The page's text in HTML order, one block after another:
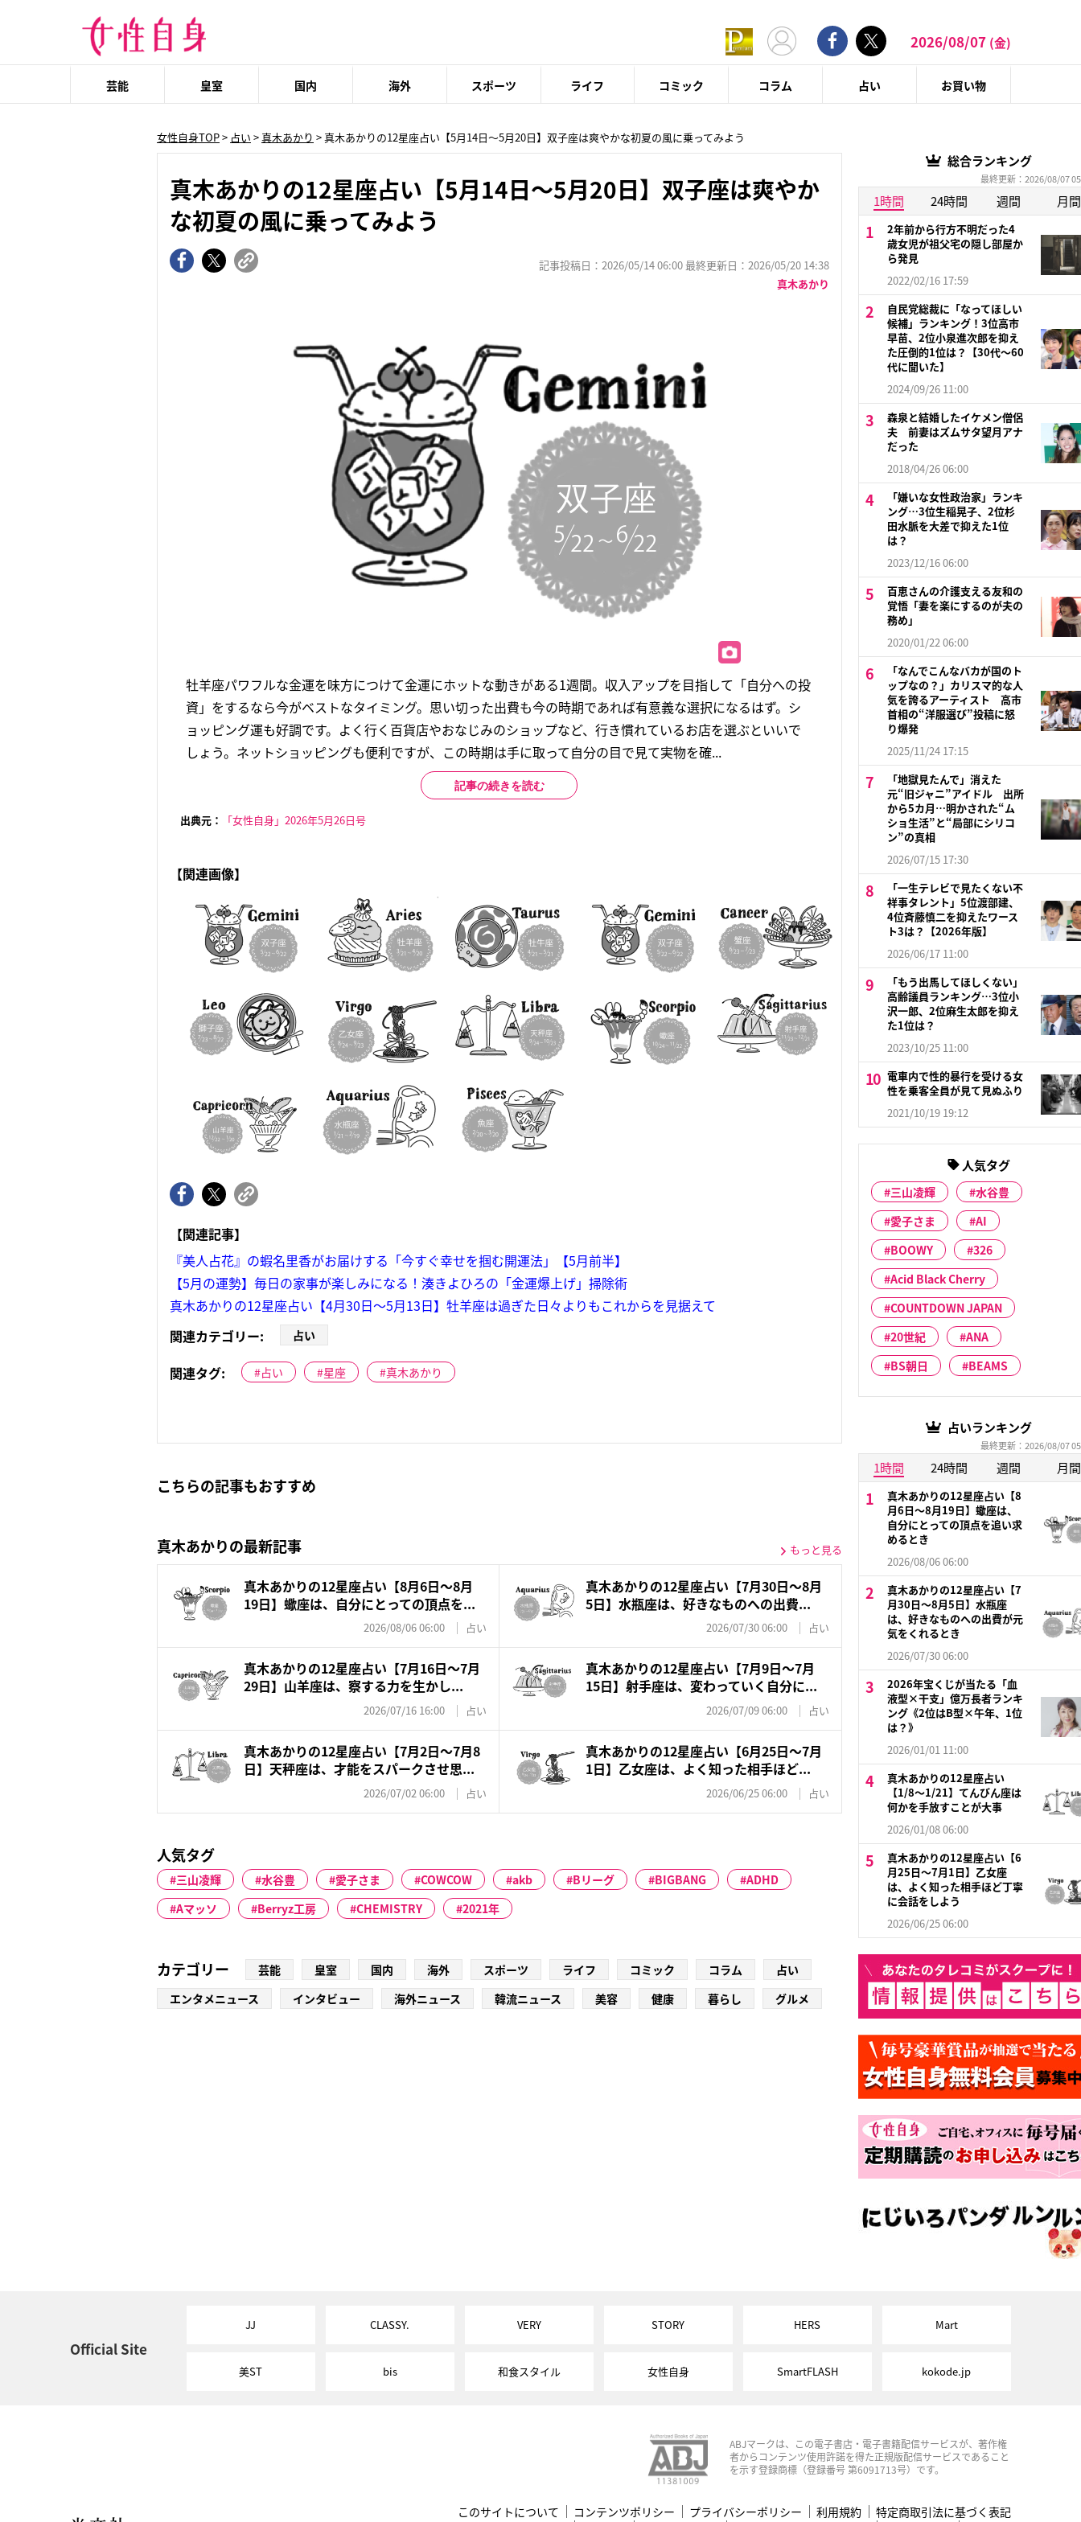
2026/08/07 (金)
芸能 皇室 国内 海外 スポーツ ライフ コミック コラム 占い お買い物
女性自身TOP> 占い >真木あかり > 真木あかりの12星座占い【5月14日〜5月20日】双子座は爽やかな初夏の風に乗ってみよう
真木あかりの12星座占い【5月14日〜5月20日】双子座は爽やか
な初夏の風に乗ってみよう
記事投稿日：2026/05/14 06:00 最終更新日：2026/05/20 14:38
真木あかり
牡羊座パワフルな金運を味方につけて金運にホットな動きがある1週間。収入アップを目指して「自分への投
資」をするなら今がベストなタイミング。思い切った出費も今の時期であれば有意義な選択になるはず。シ
ョッピング運も好調です。よく行く百貨店やおなじみのショップなど、行き慣れているお店を選ぶといいで
しょう。ネットショッピングも便利ですが、この時期は手に取って自分の目で見て実物を確...
記事の続きを読む
出典元： 「女性自身」2026年5月26日号
【関連画像】
【関連記事】
『美人占花』の蝦名里香がお届けする「今すぐ幸せを掴む開運法」【5月前半】
【5月の運勢】毎日の家事が楽しみになる！湊きよひろの「金運爆上げ」掃除術
真木あかりの12星座占い【4月30日～5月13日】牡羊座は過ぎた日々よりもこれからを見据えて
関連カテゴリー:
占い
関連タグ: 占い 星座 真木あかり
こちらの記事もおすすめ
真木あかりの最新記事 もっと見る
真木あかりの12星座占い【8月6日～8月
19日】蠍座は、自分にとっての頂点を...
2026/08/06 06:00 占い
真木あかりの12星座占い【7月30日～8月
5日】水瓶座は、好きなものへの出費...
2026/07/30 06:00 占い
真木あかりの12星座占い【7月16日～7月
29日】山羊座は、察する力を生かし...
2026/07/16 16:00 占い
真木あかりの12星座占い【7月9日〜7月
15日】射手座は、変わっていく自分に...
2026/07/09 06:00 占い
真木あかりの12星座占い【7月2日〜7月8
日】天秤座は、才能をスパークさせ思...
2026/07/02 06:00 占い
真木あかりの12星座占い【6月25日〜7月
1日】乙女座は、よく知った相手ほど...
2026/06/25 06:00 占い
人気タグ
三山凌輝 水谷豊 愛子さま COWCOW akb Bリーグ BIGBANG
ADHD
Aマッソ
Berryz工房 CHEMISTRY 2021年
カテゴリー 芸能 皇室 国内 海外 スポーツ ライフ コミック コラム
占い
エンタメニュース
インタビュー 海外ニュース 韓流ニュース 美容 健康 暮らし グルメ
総合ランキング
最終更新：2026/08/07
1時間 24時間 週間 月間
2年前から行方不明だった4
歳女児が祖父宅の隠し部屋か
ら発見
2022/02/16 17:59
自民党総裁に「なってほしい
候補」ランキング！3位高市
早苗、2位小泉進次郎を抑え
た圧倒的1位は？【30代〜60
代に聞いた】
2024/09/26 11:00
森泉と結婚したイケメン僧侶
夫 前妻はズムサタ望月アナ
だった
2018/04/26 06:00
「嫌いな女性政治家」ランキ
ング…3位生稲晃子、2位杉
田水脈を大差で抑えた1位
は？
2023/12/16 06:00
百恵さんの介護支える友和の
覚悟「妻を楽にするのが夫の
務め」
2020/01/22 06:00
「なんでこんなバカが国のト
ップなの？」カリスマ的な人
気を誇るアーティスト 高市
首相の“洋服選び”投稿に怒
り爆発
2025/11/24 17:15
「地獄見たんで」消えた
元“旧ジャニ”アイドル 出所
から5カ月…明かされた“ム
ショ生活”と“局部にシリコ
ン”の真相
2026/07/15 17:30
「一生テレビで見たくない不
祥事タレント」5位渡部建、
4位斉藤慎二を抑えたワース
ト3は？【2026年版】
2026/06/17 11:00
「もう出馬してほしくない」
高齢議員ランキング…3位小
沢一郎、2位麻生太郎を抑え
た1位は？
2023/10/25 11:00
電車内で性的暴行を受ける女
性を乗客全員が見て見ぬふり
2021/10/19 19:12
人気タグ
三山凌輝
水谷豊
愛子さま
AI
BOOWY
326
Acid Black Cherry
COUNTDOWN JAPAN
20世紀
ANA
BS朝日
BEAMS
占いランキング
最終更新：2026/08/07
1時間 24時間 週間 月間
真木あかりの12星座占い【8
月6日～8月19日】蠍座は、
自分にとっての頂点を追い求
めるとき
2026/08/06 06:00
真木あかりの12星座占い【7
月30日～8月5日】水瓶座
は、好きなものへの出費が元
気をくれるとき
2026/07/30 06:00
2026年宝くじが当たる「血
液型×干支」億万長者ランキ
ング《2位はB型×午年、1位
は？》
2026/01/01 11:00
真木あかりの12星座占い
【1/8～1/21】てんびん座は
何かを手放すことが大事
2026/01/08 06:00
真木あかりの12星座占い【6
月25日〜7月1日】乙女座
は、よく知った相手ほど丁寧
に会話をしよう
2026/06/25 06:00
Official Site
JJ CLASSY. VERY STORY HERS Mart
美ST bis 和食スタイル 女性自身 SmartFLASH kokode.jp
ABJマークは、この電子書店・電子書籍配信サービスが、著作権
者からコンテンツ使用許諾を得た正規版配信サービスであること
を示す登録商標（登録番号 第6091713号）です。
このサイトについて コンテンツポリシー プライバシーポリシー 利用規約
特定商取引法に基づく表記